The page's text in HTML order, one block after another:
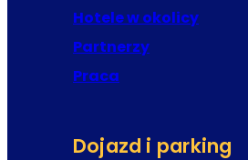
Hotele w okolicy
Partnerzy
Praca
Dojazd i parking